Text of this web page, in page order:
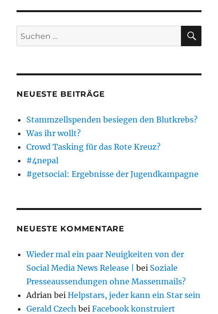
Suchen
nach:
NEUESTE BEITRÄGE
Stammzellspenden besiegen den Blutkrebs?
Was ihr wollt?
Crowd Tasking für das Rote Kreuz?
#4nepal
#getsocial: Ergebnisse der Jugendkampagne
NEUESTE KOMMENTARE
Wieder mal ein paar Neuigkeiten von der
Social Media News Release |
bei Soziale
Presseaussendungen ohne Massenmails?
Adrian beiHelpstars, jeder kann ein Star sein
Gerald Czech beiFacebook konstruiert